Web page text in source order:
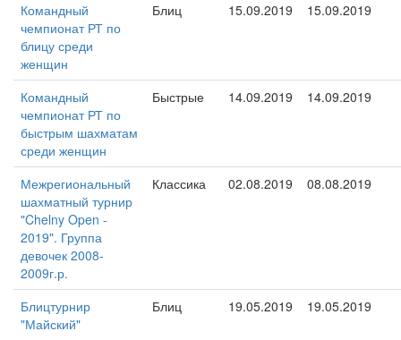
Командный
чемпионат РТ по
блицу среди
женщин
Блиц 15.09.2019 15.09.2019
Командный
чемпионат РТ по
быстрым шахматам
среди женщин
Быстрые 14.09.2019 14.09.2019
Межрегиональный
шахматный турнир
"Chelny Open -
2019". Группа
девочек 2008-
2009г.р.
Классика 02.08.2019 08.08.2019
Блицтурнир
"Майский"
Блиц 19.05.2019 19.05.2019